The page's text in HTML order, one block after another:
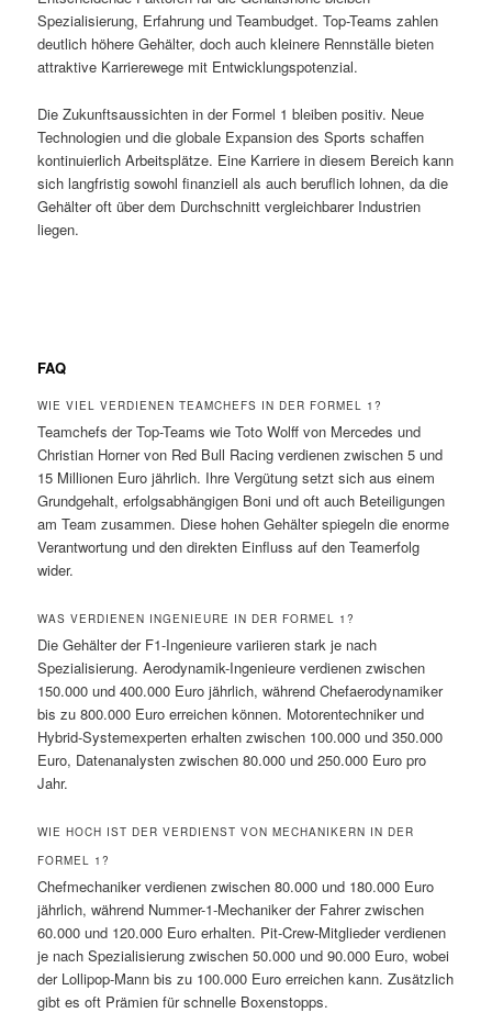
Spezialisierung, Erfahrung und Teambudget. Top-Teams zahlen
deutlich höhere Gehälter, doch auch kleinere Rennställe bieten
attraktive Karrierewege mit Entwicklungspotenzial.
Die Zukunftsaussichten in der Formel 1 bleiben positiv. Neue
Technologien und die globale Expansion des Sports schaffen
kontinuierlich Arbeitsplätze. Eine Karriere in diesem Bereich kann
sich langfristig sowohl finanziell als auch beruflich lohnen, da die
Gehälter oft über dem Durchschnitt vergleichbarer Industrien
liegen.
FAQ
WIE VIEL VERDIENEN TEAMCHEFS IN DER FORMEL 1?
Teamchefs der Top-Teams wie Toto Wolff von Mercedes und
Christian Horner von Red Bull Racing verdienen zwischen 5 und
15 Millionen Euro jährlich. Ihre Vergütung setzt sich aus einem
Grundgehalt, erfolgsabhängigen Boni und oft auch Beteiligungen
am Team zusammen. Diese hohen Gehälter spiegeln die enorme
Verantwortung und den direkten Einfluss auf den Teamerfolg
wider.
WAS VERDIENEN INGENIEURE IN DER FORMEL 1?
Die Gehälter der F1-Ingenieure variieren stark je nach
Spezialisierung. Aerodynamik-Ingenieure verdienen zwischen
150.000 und 400.000 Euro jährlich, während Chefaerodynamiker
bis zu 800.000 Euro erreichen können. Motorentechniker und
Hybrid-Systemexperten erhalten zwischen 100.000 und 350.000
Euro, Datenanalysten zwischen 80.000 und 250.000 Euro pro
Jahr.
WIE HOCH IST DER VERDIENST VON MECHANIKERN IN DER
FORMEL 1?
Chefmechaniker verdienen zwischen 80.000 und 180.000 Euro
jährlich, während Nummer-1-Mechaniker der Fahrer zwischen
60.000 und 120.000 Euro erhalten. Pit-Crew-Mitglieder verdienen
je nach Spezialisierung zwischen 50.000 und 90.000 Euro, wobei
der Lollipop-Mann bis zu 100.000 Euro erreichen kann. Zusätzlich
gibt es oft Prämien für schnelle Boxenstopps.